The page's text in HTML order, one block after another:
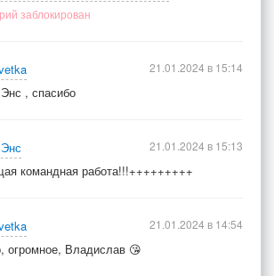
заблокирован
, спасибо
21.01.2024 в 15:14
командная работа!!!+++++++++
21.01.2024 в 15:13
огромное, Владислав 😘
21.01.2024 в 14:54